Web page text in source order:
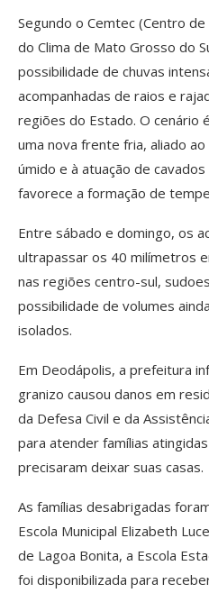
Segundo o Cemtec (Centro
do Clima de Mato Grosso do
possibilidade de chuvas
acompanhadas de raios e
regiões do Estado. O cenário
uma nova frente fria, aliado
úmido e à atuação de
favorece a formação de
Entre sábado e domingo, os
ultrapassar os 40 milímetros
nas regiões centro-sul,
possibilidade de volumes
isolados.
Em Deodápolis, a prefeitura
granizo causou danos em
da Defesa Civil e da
para atender famílias
precisaram deixar suas casas.
As famílias desabrigadas
Escola Municipal Elizabeth
de Lagoa Bonita, a Escola
foi disponibilizada para